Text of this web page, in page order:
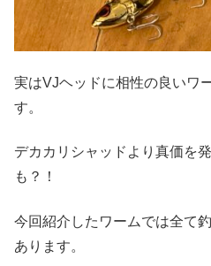
実はVJヘッドに相性の良いワ
す。
デカカリシャッドより真価を
も？！
今回紹介したワームでは全て
あります。